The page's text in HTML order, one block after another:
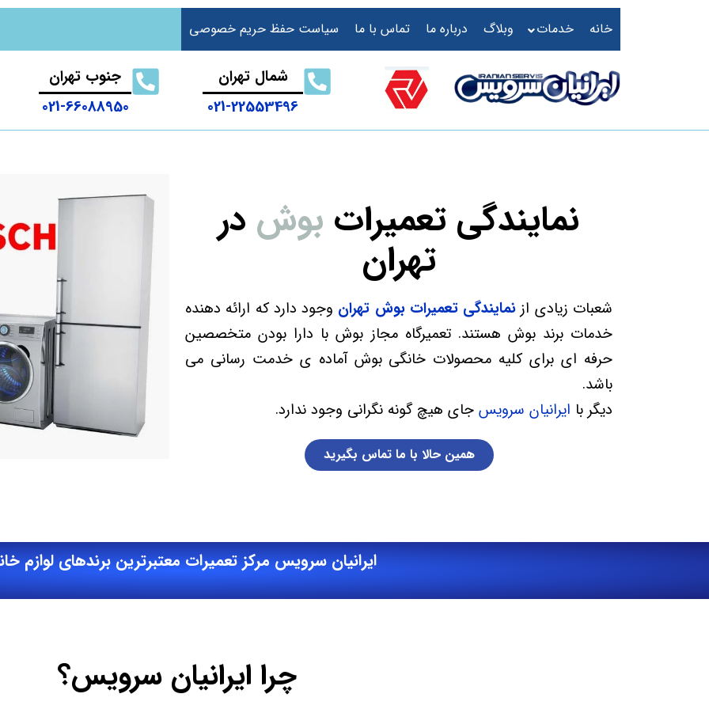
خانه خدمات وبلاگ درباره ما تماس با ما سیاست حفظ حریم خصوصی
شمال تهران
021-22553496
جنوب تهران
021-66088950
نمایندگی تعمیرات بوش در
تهران
شعبات زیادی ازنمایندگی تعمیرات بوش تهران وجود دارد که ارائه دهنده
خدمات برند بوش هستند.تعمیرگاه مجاز بوشبا دارا بودن متخصصین
حرفه ای برای کلیه محصولات خانگی بوش آماده ی خدمت رسانی می
باشد.
دیگر با ایرانیان سرویس جای هیچ گونه نگرانی وجود ندارد.
همین حالا با ما تماس بگیرید
ایرانیان سرویس مرکز تعمیرات معتبرترین برندهای لوازم
چرا ایرانیان سرویس؟